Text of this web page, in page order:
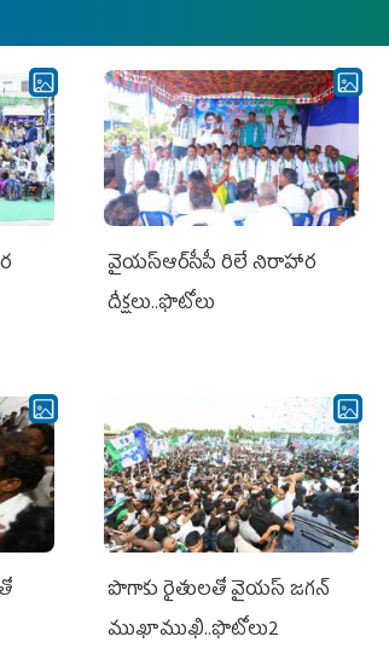
వైయ‌స్ఆర్‌సీపీ రిలే నిరాహార
దీక్షలు..ఫొటోలు
పొగాకు రైతుల‌తో వైయ‌స్ జ‌గ‌న్
ముఖాముఖి..ఫొటోలు2